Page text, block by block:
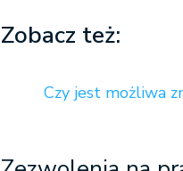
Zobacz też:
Czy jest możliwa